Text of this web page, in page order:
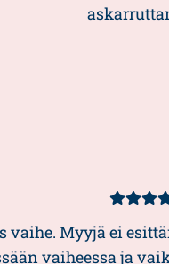
5/5
vaihe. Myyjä ei
vaiheessa ja